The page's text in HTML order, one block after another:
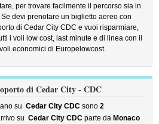
per trovare facilmente il percorso sia in
devi prenotare un biglietto aereo con
di Cedar City CDC e vuoi risparmiare,
i voli low cost, last minute e di linea con il
economici di Europelowcost.
di Cedar City - CDC
su Cedar City CDC sono2
su Cedar City CDC parte da Monaco